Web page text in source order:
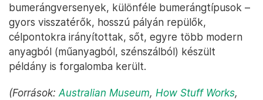
bumerángversenyek, különféle bumerángtípusok –
gyors visszatérők, hosszú pályán repülők,
célpontokra irányítottak, sőt, egyre több modern
anyagból (műanyagból, szénszálból) készült
példány is forgalomba került.
(Források: Australian Museum, How Stuff Works,